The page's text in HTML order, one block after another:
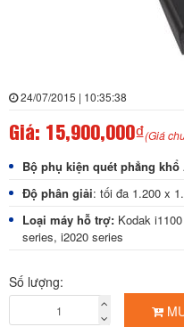
24/07/2015 | 10:35:38
Giá: 15,900,000₫(Giá
Bộ phụ kiện quét phẳng khổ
Độ phân giải: tối đa 1.200 x
Loại máy hỗ trợ: Kodak
series, i2020 series
Số lượng: